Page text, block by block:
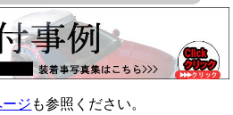
ージ も参照ください。